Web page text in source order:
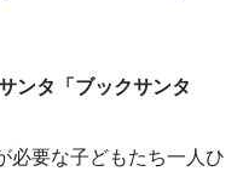
ンタ「ブックサンタ
必要な子どもたち一人ひ